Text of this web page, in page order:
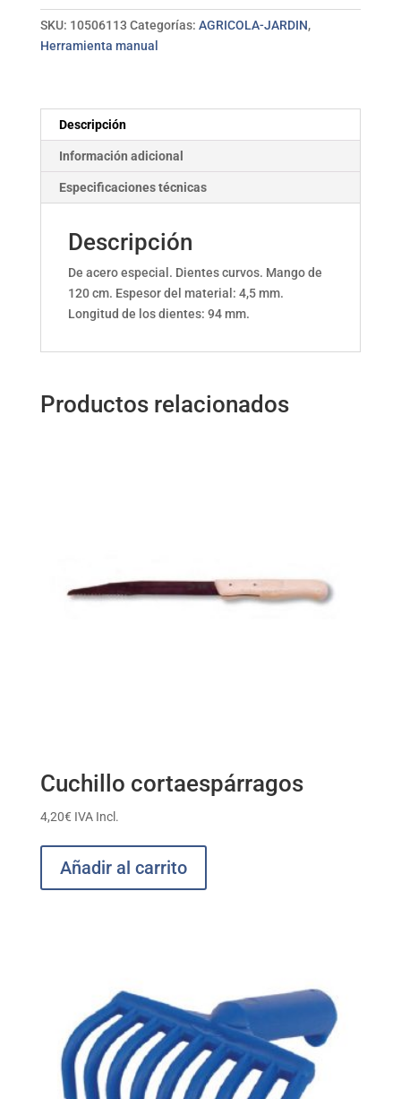
SKU: 10506113 Categorías: AGRICOLA-JARDIN,
Herramienta manual
Descripción
Información adicional
Especificaciones técnicas
Descripción
De acero especial. Dientes curvos. Mango de
120 cm. Espesor del material: 4,5 mm.
Longitud de los dientes: 94 mm.
Productos relacionados
Cuchillo cortaespárragos
4,20€ IVA Incl.
Añadir al carrito